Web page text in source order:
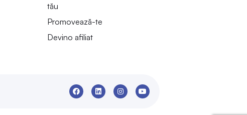
tău
Promovează-te
Devino afiliat